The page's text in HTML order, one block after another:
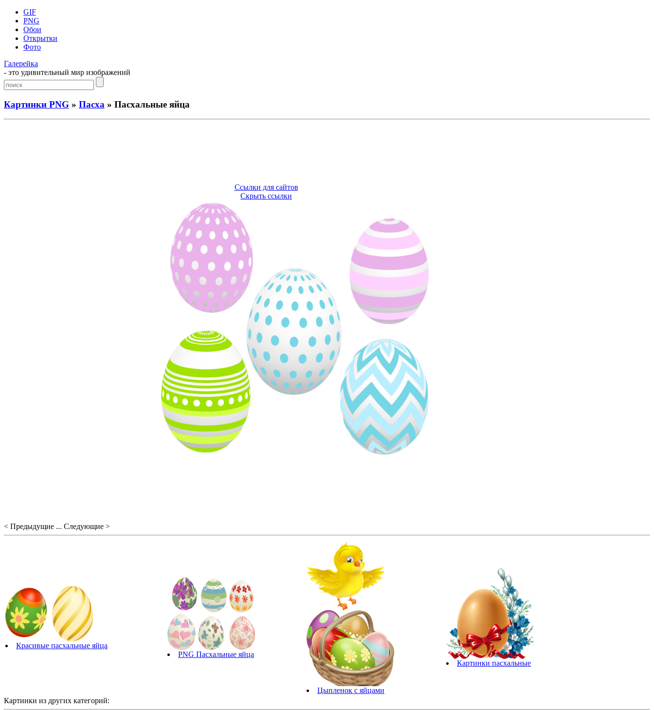
GIF
PNG
Обои
Открытки
Фото
Галерейка
- это удивительный мир изображений
Картинки PNG » Пасха » Пасхальные яйца
Ссылки для сайтов
Скрыть ссылки
< Предыдущие ... Следующие >
Красивые пасхальные яйца
PNG Пасхальные яйца
Цыпленок с яйцами
Картинки пасхальные
Картинки из других категорий: